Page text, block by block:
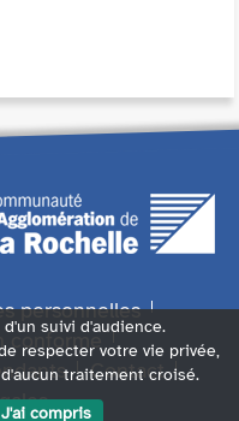
personnelles
conforme
Contact
suivi d'audience.
respecter votre vie privée,
traitement croisé.
J'ai compris